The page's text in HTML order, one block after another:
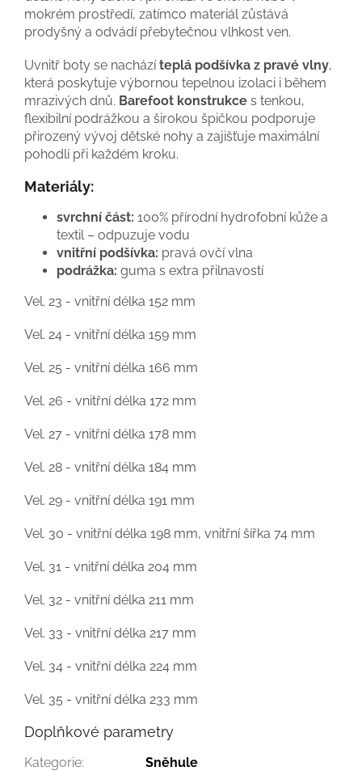
mokrém prostředí, zatímco materiál zůstává
prodyšný a odvádí přebytečnou vlhkost ven.
Uvnitř boty se nacházíteplá podšívka z pravé vlny,
která poskytuje výbornou tepelnou izolaci i během
mrazivých dnů. Barefoot konstrukce s tenkou,
flexibilní podrážkou a širokou špičkou podporuje
přirozený vývoj dětské nohy a zajišťuje maximální
pohodlí při každém kroku.
Materiály:
svrchní část: 100% přírodní hydrofobní kůže a
textil – odpuzuje vodu
vnitřní podšívka: pravá ovčí vlna
podrážka: guma s extra přilnavostí
Vel. 23 - vnitřní délka 152 mm
Vel. 24 - vnitřní délka 159 mm
Vel. 25 - vnitřní délka 166 mm
Vel. 26 - vnitřní délka 172 mm
Vel. 27 - vnitřní délka 178 mm
Vel. 28 - vnitřní délka 184 mm
Vel. 29 - vnitřní délka 191 mm
Vel. 30 - vnitřní délka 198 mm, vnitřní šířka 74 mm
Vel. 31 - vnitřní délka 204 mm
Vel. 32 - vnitřní délka 211 mm
Vel. 33 - vnitřní délka 217 mm
Vel. 34 - vnitřní délka 224 mm
Vel. 35 - vnitřní délka 233 mm
Doplňkové parametry
Kategorie:
Sněhule